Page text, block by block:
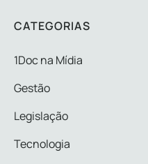
CATEGORIAS
1Doc na Mídia
Gestão
Legislação
Tecnologia